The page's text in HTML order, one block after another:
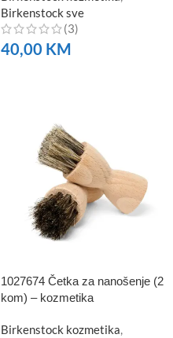
Birkenstock sve
(3)
40,00 KM
1027674 Četka za nanošenje (2
kom) – kozmetika
Birkenstock kozmetika,